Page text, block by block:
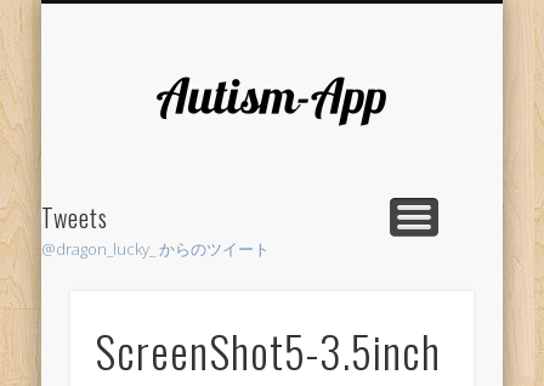
Tweets
@dragon_lucky_ からのツイート
ScreenShot5-3.5inch